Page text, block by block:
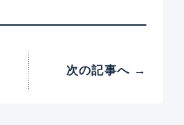
次の記事へ →